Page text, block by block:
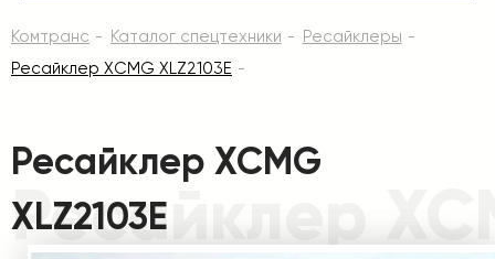
Комтранс Каталог спецтехники
Ресайклеры
Ресайклер XCMG XLZ2103E
Ресайклер
Ресайклер XCMG
XLZ2103E